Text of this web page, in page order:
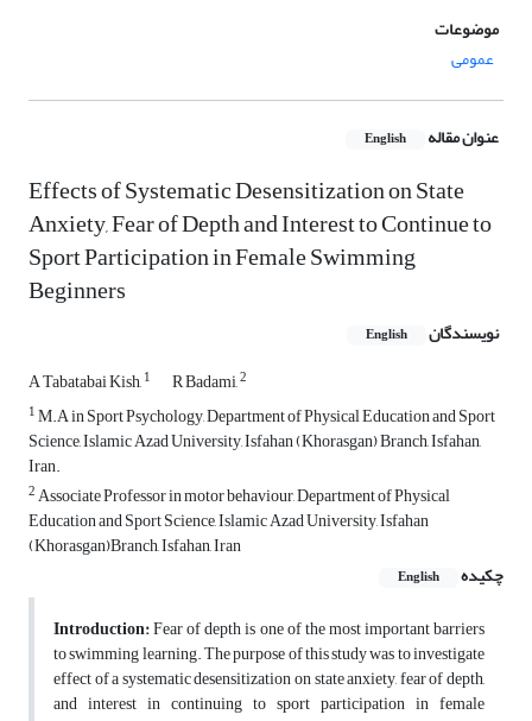
موضوعات
عمومى
عنوان مقاله English
Effects of Systematic Desensitization on State
Anxiety, Fear of Depth and Interest to Continue to
Sport Participation in Female Swimming
Beginners
نویسندگان English
A Tabatabai Kish,1 R Badami,2
1M.A in Sport Psychology, Department of Physical Education and Sport
Science, Islamic Azad University, Isfahan (Khorasgan) Branch, Isfahan,
Iran.
2Associate Professor in motor behaviour, Department of Physical
Education and Sport Science, Islamic Azad University, Isfahan
(Khorasgan)Branch, Isfahan, Iran
چکیده
English
Introduction:Fear of depth is one of the most important barriers
to swimming learning. The purpose of this study was to investigate
effect of a systematic desensitization on state anxiety, fear of depth,
and interest in continuing to sport participation in female